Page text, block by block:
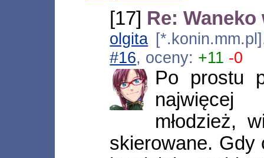
[17] Re:
olgita
#16, oceny: +11 -0
Po prostu
najwięcej
młodzież,
skierowane. Gdy